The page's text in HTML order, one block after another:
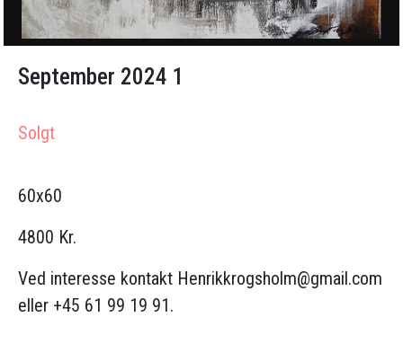
September 2024 1
Solgt
60x60
4800 Kr.
Ved interesse kontakt Henrikkrogsholm@gmail.com
eller +45 61 99 19 91.